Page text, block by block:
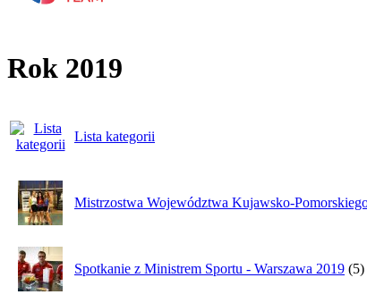
Rok 2019
Lista kategorii
Mistrzostwa Województwa Kujawsko-
Spotkanie z Ministrem Sportu - Warszawa 2019 (5)